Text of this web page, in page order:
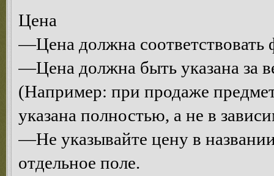
Цена
—Цена должна соответствовать
—Цена должна быть указана за
(Например: при продаже
указана полностью, а не в
—Не указывайте цену в
отдельное поле.